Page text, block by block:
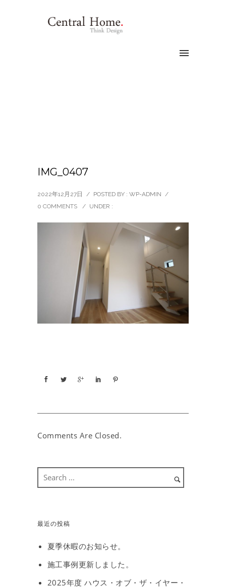
IMG_0407
2022年12月27日 / POSTED BY : WP-ADMIN /
0 COMMENTS
/ UNDER :
Comments Are Closed.
最近の投稿
夏季休暇のお知らせ。
施工事例更新しました。
2025年度 ハウス・オブ・ザ・イヤー・